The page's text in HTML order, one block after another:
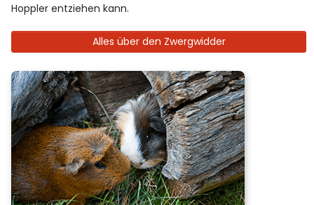
Hoppler entziehen kann.
Alles über den Zwergwidder